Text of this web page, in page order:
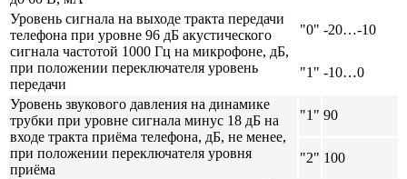
Уровень сигнала на выходе тракта передачи
телефона при уровне 96 дБ акустического
сигнала частотой 1000 Гц на микрофоне, дБ,
при положении переключателя уровень
передачи
"0" -20…-10
"1" -10…0
Уровень звукового давления на динамике
трубки при уровне сигнала минус 18 дБ на
входе тракта приёма телефона, дБ, не менее,
при положении переключателя уровня
приёма
"1" 90
"2" 100